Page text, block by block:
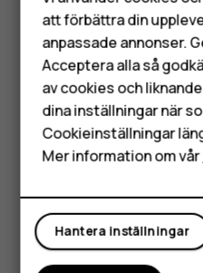
Tillbehör
HMD Terra M
Surfplattor
Filtrera kontaktlistan
Tryck på Kontakter menu settings
eller Namnformatunder
Importera eller
Tryck påKontakter>menu>settings
att förbättra din
anpassade annonser.
Acceptera alla så
av cookies och
dina inställningar när
Cookieinställningar
Mer information om vår
Hantera inställningar